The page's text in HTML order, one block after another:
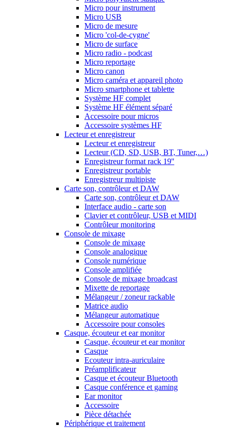
Micro pour instrument
Micro USB
Micro de mesure
Micro 'col-de-cygne'
Micro de surface
Micro radio - podcast
Micro reportage
Micro canon
Micro caméra et appareil photo
Micro smartphone et tablette
Système HF complet
Système HF élément séparé
Accessoire pour micros
Accessoire systèmes HF
Lecteur et enregistreur
Lecteur et enregistreur
Lecteur (CD, SD, USB, BT, Tuner,…)
Enregistreur format rack 19''
Enregistreur portable
Enregistreur multipiste
Carte son, contrôleur et DAW
Carte son, contrôleur et DAW
Interface audio - carte son
Clavier et contrôleur, USB et MIDI
Contrôleur monitoring
Console de mixage
Console de mixage
Console analogique
Console numérique
Console amplifiée
Console de mixage broadcast
Mixette de reportage
Mélangeur / zoneur rackable
Matrice audio
Mélangeur automatique
Accessoire pour consoles
Casque, écouteur et ear monitor
Casque, écouteur et ear monitor
Casque
Ecouteur intra-auriculaire
Préamplificateur
Casque et écouteur Bluetooth
Casque conférence et gaming
Ear monitor
Accessoire
Pièce détachée
Périphérique et traitement